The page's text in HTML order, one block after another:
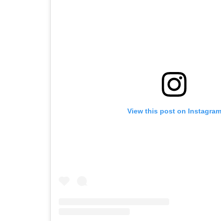
View this post on Instagram